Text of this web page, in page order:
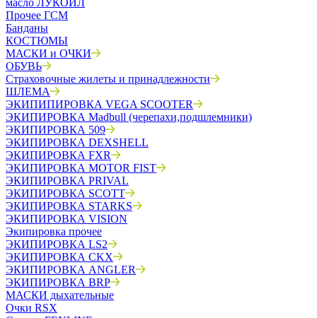
масло ЛУКОЙЛ
Прочее ГСМ
Банданы
КОСТЮМЫ
МАСКИ и ОЧКИ
ОБУВЬ
Страховочные жилеты и принадлежности
ШЛЕМА
ЭКИПИПИРОВКА VEGA SCOOTER
ЭКИПИРОВКА Madbull (черепахи,подшлемники)
ЭКИПИРОВКА 509
ЭКИПИРОВКА DEXSHELL
ЭКИПИРОВКА FXR
ЭКИПИРОВКА MOTOR FIST
ЭКИПИРОВКА PRIVAL
ЭКИПИРОВКА SCOTT
ЭКИПИРОВКА STARKS
ЭКИПИРОВКА VISION
Экипировка прочее
ЭКИПИРОВКА LS2
ЭКИПИРОВКА CKX
ЭКИПИРОВКА ANGLER
ЭКИПИРОВКА BRP
МАСКИ дыхательные
Очки RSX